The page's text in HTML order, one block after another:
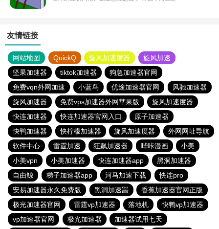
友情链接
网站地图 QuickQ 旋风加速度器
旋风加速
坚果加速器
tiktok加速器
狗急加速器官网
免费vqn外网加速
小蓝鸟 优途加速器官网
风驰加速器
旋风加速器
免费vps加速器外网苹果版
旋风加速度器
快连加速器
快连加速器官网入口
原子加速器
快鸭加速器
快柠檬加速器 旋风加速度器
外网网址导航
软件中心
雷霆加速 狂飙加速器 哔咔漫画
小美
小美vpn
小美加速器 快连加速器app
黑洞加速器
自由鲸
梯子加速器app 河马加速下载
快连pro
安易加速器永久免费版
黑洞加速噐
香蕉加速器官网正版
极光加速器官网
雷霆vp加速器 落地机
快鸭vp加速器
vp加速器官网
极光加速器
加速器试用七天